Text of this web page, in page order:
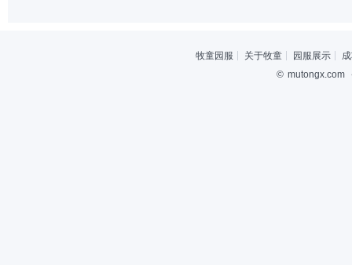
牧童园服 关于牧童 园服展示
© mutongx.com